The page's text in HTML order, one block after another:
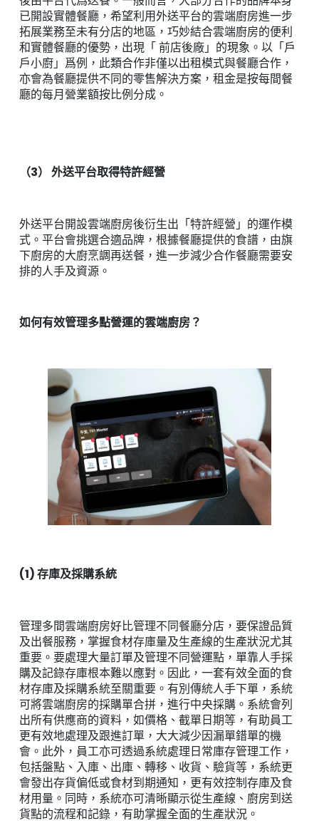
已開設實體餐廳，希望利用外送平台的雲端廚房進一步
拓展業務至未有分店的地區，巧妙結合雲端廚房的便利
和實體餐廳的優勢，出現「 前店後廠」的現象。以「戶
戶小廚」爲例，此類合作非僅以出租模式與餐廳合作，
亦會為餐廳提供不同的零售解決方案，租金是按每間餐
廳的每月營業額按比例分成。
（3） 外送平台取得特許經營
外送平台開設雲端廚房後衍生出「特許經營」的運作模
式。平台會挑選合適品牌，根據餐廳提供的食譜，由旗
下廚房的大廚烹調再送餐，進一步減少合作餐廳需要安
排的人手及資源。
如何有效管理多點營運的雲端廚房？
(1) 存庫及採購系統
管理多間雲端廚房好比管理不同餐廳分店，要保證品質
及出餐服務，掌握食材存庫量及生產線的生產狀況尤其
重要。要處理大量訂單及管理不同營運點，單靠人手採
購及記錄存庫根本難以應對。因此，一套有效全面的食
材存庫及採購系統至關重要。有別傳統人手下單，系統
可將雲端廚房的採購單合拼，進行中央採購。系統會列
出所有供應商的資料，如價格、截單日期等，有助員工
更有效地處理及跟進訂單，大大減少因漏單錯單的機
會。此外，員工亦可透過系統處理日常庫存管理工作，
包括盤點、入庫、出庫、轉移、收貨、驗貨等，系統更
會發出存貨偏低或食材到期通知，更有效控制存庫及食
材用量。同時，系統亦可清晰顯示從生產線、廚房到送
貨點的流程和記錄，有助掌握全面的生產狀況。